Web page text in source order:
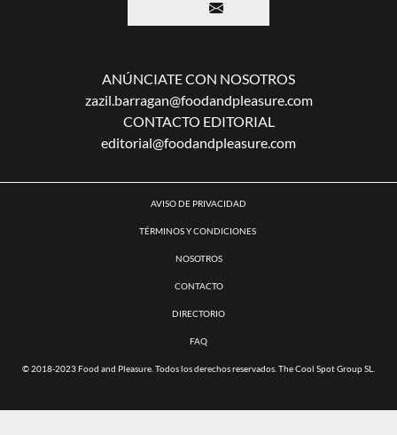
ANÚNCIATE CON NOSOTROS
zazil.barragan@foodandpleasure.com
CONTACTO EDITORIAL
AVISO DE PRIVACIDAD
TÉRMINOS Y CONDICIONES
NOSOTROS